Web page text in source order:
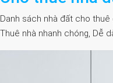
Danh sách nhà đất cho thuê
Thuê nhà nhanh chóng, Dễ